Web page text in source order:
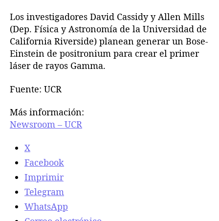
Los investigadores David Cassidy y Allen Mills
(Dep. Física y Astronomía de la Universidad de
California Riverside) planean generar un Bose-
Einstein de positronium para crear el primer
láser de rayos Gamma.
Fuente: UCR
Más información:
Newsroom – UCR
X
Facebook
Imprimir
Telegram
WhatsApp